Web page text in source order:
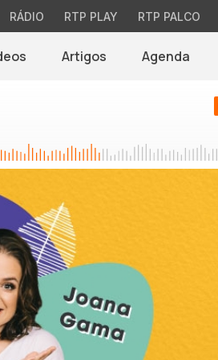
RÁDIO RTP PLAY RTP PALCO
Artigos Agenda